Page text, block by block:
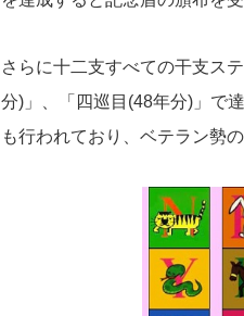
さらに十二支すべての干支ス
分)」、「四巡目(48年分)」で
も行われており、ベテラン勢